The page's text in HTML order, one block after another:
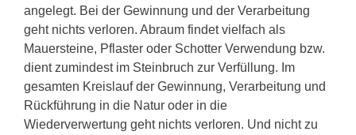
angelegt. Bei der Gewinnung und der Verarbeitung
geht nichts verloren. Abraum findet vielfach als
Mauersteine, Pflaster oder Schotter Verwendung bzw.
dient zumindest im Steinbruch zur Verfüllung. Im
gesamten Kreislauf der Gewinnung, Verarbeitung und
Rückführung in die Natur oder in die
Wiederverwertung geht nichts verloren. Und nicht zu